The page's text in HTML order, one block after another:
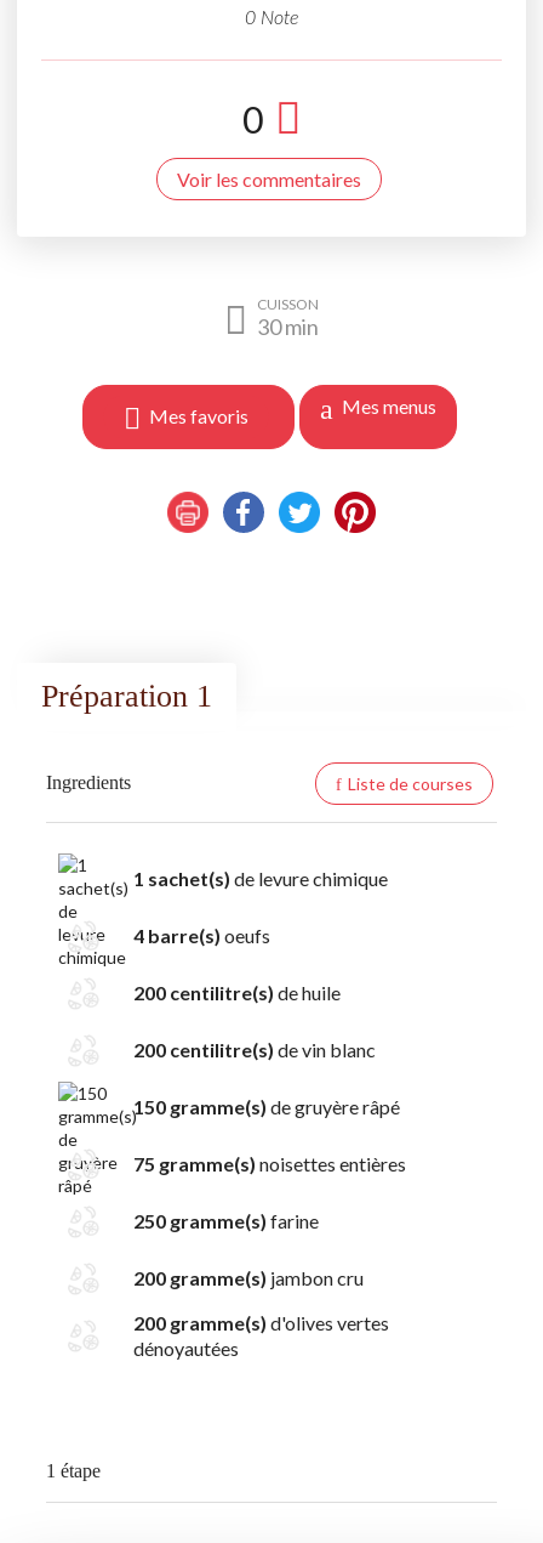
0 Note
0
Voir les commentaires
CUISSON
30min
Mes favoris Mes menus
Préparation 1
Ingredients Liste de courses
1 sachet(s) de levure chimique
4 barre(s) oeufs
200 centilitre(s) de huile
200 centilitre(s) de vin blanc
150 gramme(s) de gruyère râpé
75 gramme(s) noisettes entières
250 gramme(s) farine
200 gramme(s) jambon cru
200 gramme(s) d'olives vertes
dénoyautées
1 étape